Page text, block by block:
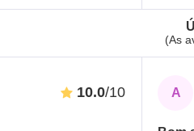
(As
10.0/10 A